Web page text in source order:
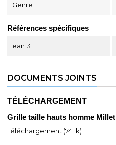
Genre
Références spécifiques
ean13
DOCUMENTS JOINTS
TÉLÉCHARGEMENT
Grille taille hauts homme Millet
Téléchargement (74.1k)